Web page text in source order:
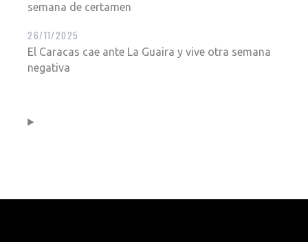
semana de certamen
El Caracas cae ante La Guaira y vive otra semana
negativa
26/11/2025